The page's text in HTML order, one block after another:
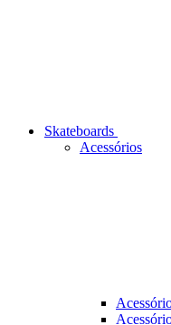
Skateboards
Acessórios